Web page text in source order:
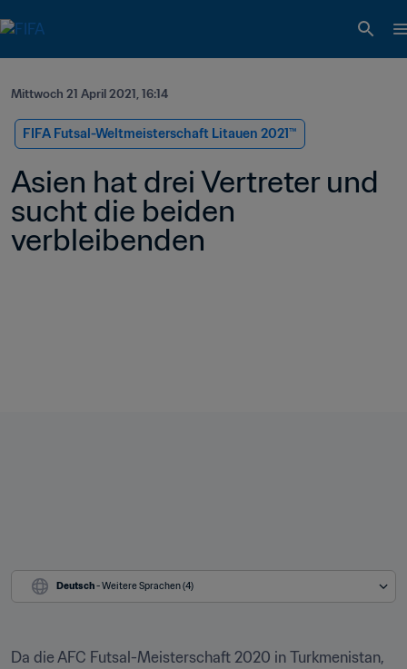
Mittwoch 21 April 2021, 16:14
FIFA Futsal-Weltmeisterschaft Litauen 2021™
Asien hat drei Vertreter und
sucht die beiden
verbleibenden
Deutsch - Weitere Sprachen (4)
Da die AFC Futsal-Meisterschaft 2020 in Turkmenistan,